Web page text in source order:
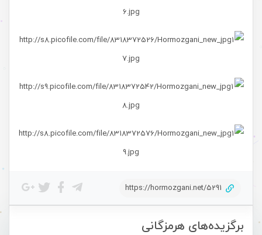
برگزیده‌های هرمزگانی
https://hormozgani.net/5291